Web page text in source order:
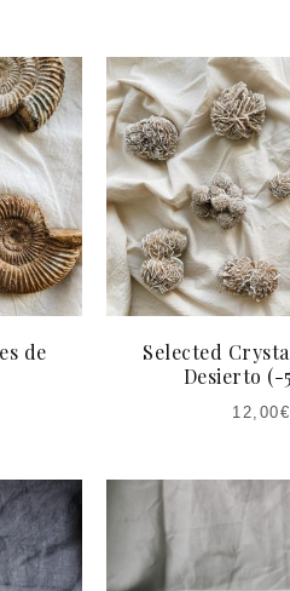
ORIGINAL
ERA:
48,00€.
ACTUAL
ES:
42,00€.
de
Selected
Desierto (-
12,00€